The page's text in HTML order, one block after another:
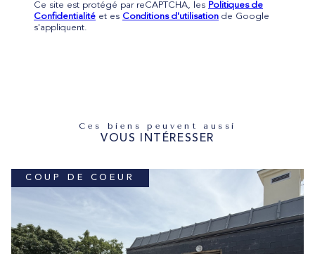
Ce site est protégé par reCAPTCHA, les Politiques de
Confidentialité et es Conditions d'utilisation de Google
s'appliquent.
Ces biens peuvent aussi
VOUS INTÉRESSER
COUP DE COEUR